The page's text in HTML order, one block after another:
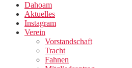
Dahoam
Aktuelles
Instagram
Verein
Vorstandschaft
Tracht
Fahnen